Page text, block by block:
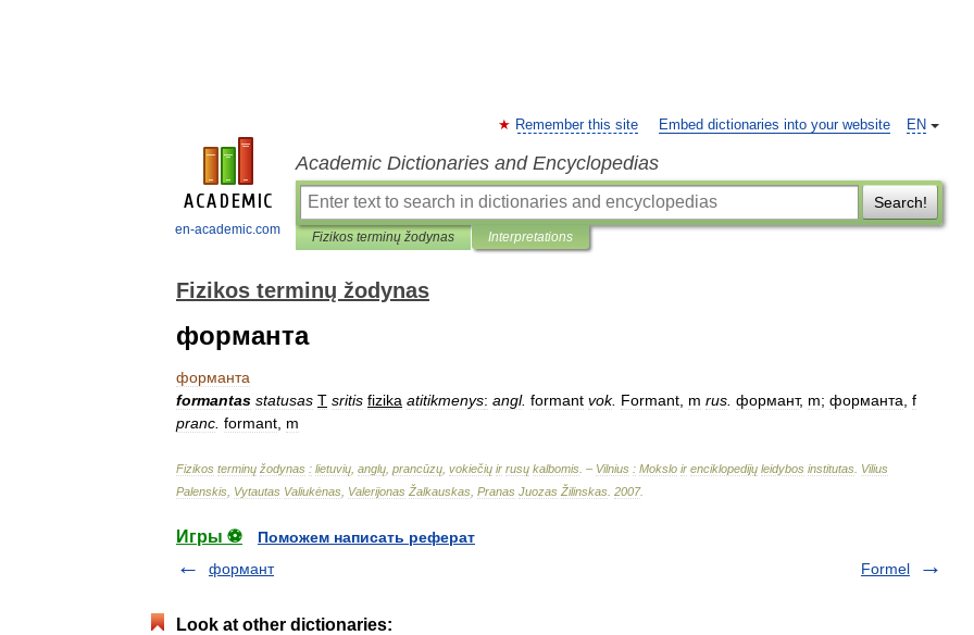
en-academic.com
EN
Remember this site Embed dictionaries into your website
Academic Dictionaries and Encyclopedias
Search!
Fizikos terminų žodynas Interpretations
Fizikos terminų žodynas
форманта
форманта
formantas statusas T sritis fizika atitikmenys: angl. formant vok. Formant m rus формант, m; форманта f
pranc formant m
Fizikos terminų žodynas : lietuvių anglų prancūzų vokiečių ir rusų kalbomis . – Vilnius : Mokslo ir enciklopedijų leidybos institutas Vilius
Palenskis Vytautas Valiukėnas Valerijonas Žalkauskas Pranas Juozas Žilinskas 2007.
Игры ⚽
Поможем написать реферат
формант
Formel
Look at other dictionaries: